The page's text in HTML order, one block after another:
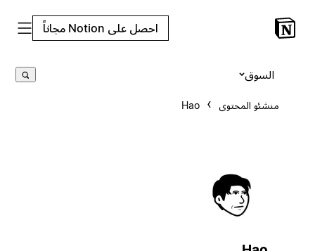
احصل على Notion مجاناً
منشئو المحتوى Hao